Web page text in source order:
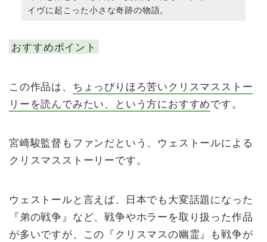
イヴに起こった小さな奇跡の物語。
おすすめポイント
この作品は、 ちょっぴりほろ苦いクリスマスストー
リーを読んでみたい、という方におすすめです。
宮崎駿監督もファンだという、ウェストールによる
クリスマスストーリーです。
ウェストールと言えば、日本でも大変話題になった
『弟の戦争』など、戦争やホラーを取り扱った作品
が多いですが、この『クリスマスの幽霊』も戦争が